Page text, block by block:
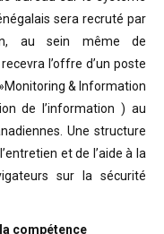
sera recruté par
au sein même de
l’offre d’un poste
& Information
de l’information ) au
Une structure
et de l’aide à la
sur la sécurité
compétence